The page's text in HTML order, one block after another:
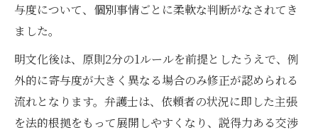
与度について、個別事情ごとに柔軟な判断がなされてき
ました。
明文化後は、原則2分の1ルールを前提としたうえで、例
外的に寄与度が大きく異なる場合のみ修正が認められる
流れとなります。弁護士は、依頼者の状況に即した主張
を法的根拠をもって展開しやすくなり、説得力ある交渉